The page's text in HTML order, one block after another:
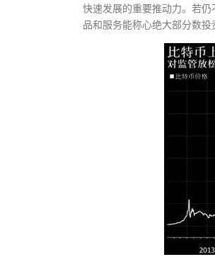
快速发展的重要推动力。若
品和服务能称心绝大部分数